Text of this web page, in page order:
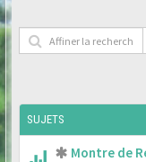
SUJETS
Montre de